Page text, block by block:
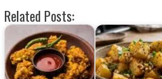
Related Posts: